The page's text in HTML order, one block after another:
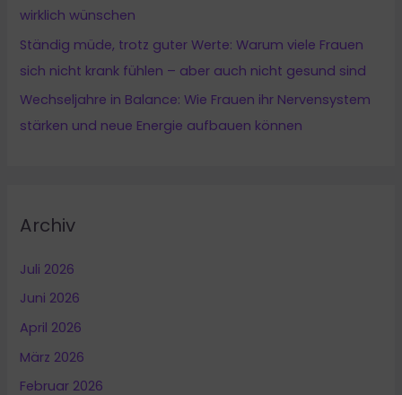
wirklich wünschen
Ständig müde, trotz guter Werte: Warum viele Frauen
sich nicht krank fühlen – aber auch nicht gesund sind
Wechseljahre in Balance: Wie Frauen ihr Nervensystem
stärken und neue Energie aufbauen können
Archiv
Juli 2026
Juni 2026
April 2026
März 2026
Februar 2026